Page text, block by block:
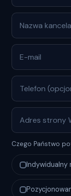
Czego Państwo